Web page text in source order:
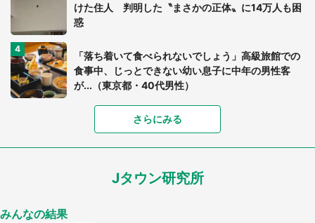
けた住人 判明した〝まさかの正体〟に14万人も困
惑
「落ち着いて食べられないでしょう」高級旅館での
食事中、じっとできない幼い息子に中年の男性客
が...（東京都・40代男性）
「可愛いのにホラー」「事件性を感じる」 ふわふ
「孫にあげると思って、あなたにこれをあげる」
さらにみる
Jタウン研究所
みんなの結果